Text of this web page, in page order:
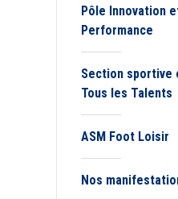
Pôle Innovation
Performance
Section sportive
Tous les Talents
ASM Foot Loisir
Nos